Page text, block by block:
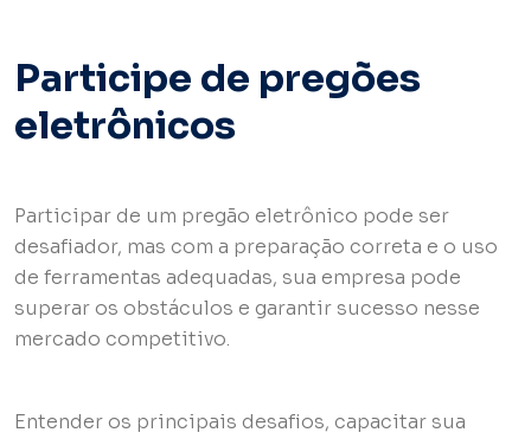
Participe de pregões
eletrônicos
Participar de um pregão eletrônico pode ser
desafiador, mas com a preparação correta e o uso
de ferramentas adequadas, sua empresa pode
superar os obstáculos e garantir sucesso nesse
mercado competitivo.
Entender os principais desafios, capacitar sua